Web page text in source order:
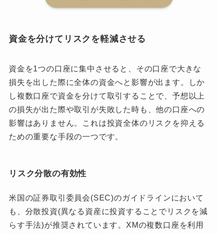
資金を分けてリスクを軽減させる
資金を1つの口座に集中させると、その口座で大きな
損失を出した際に全体の資金へと影響が出ます。しか
し複数口座で資金を分けて取引することで、予想以上
の損失が出た際や取引が失敗した時も、他の口座への
影響はありません。これは投資全体のリスクを抑える
ための重要な手段の一つです。
リスク分散の有効性
米国の証券取引委員会(SEC)のガイドラインにおいて
も、分散投資(異なる資産に投資することでリスクを減
らす手法)が推奨されています。XMの複数口座を利用